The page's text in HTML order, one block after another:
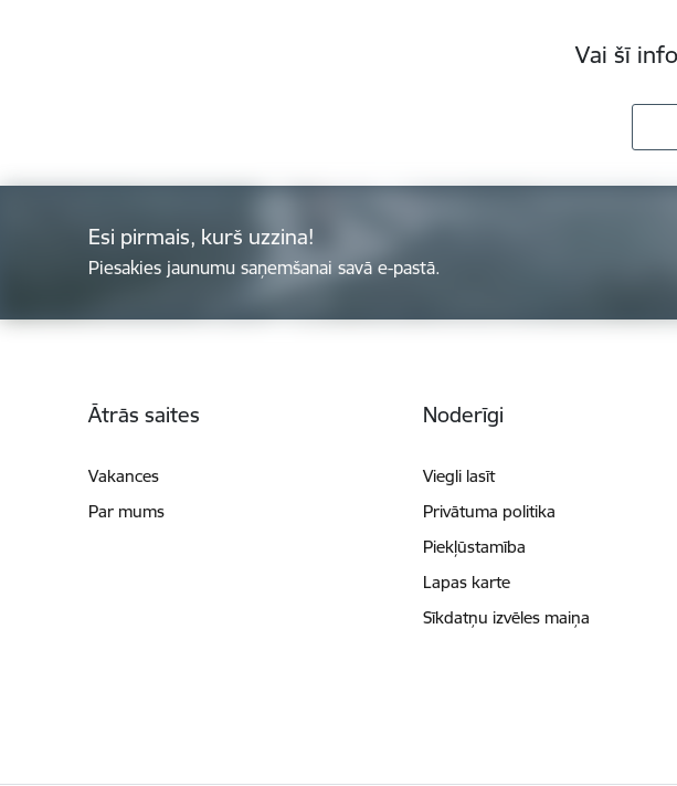
Vai šī
Esi pirmais, kurš uzzina!
Piesakies jaunumu saņemšanai savā e-pastā.
Ātrās saites
Vakances
Par mums
Noderīgi
Viegli lasīt
Privātuma politika
Piekļūstamība
Lapas karte
Sīkdatņu izvēles maiņa